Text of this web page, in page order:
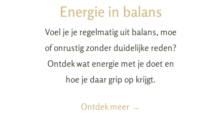
Energie in balans
Voel je je regelmatig uit balans, moe
of onrustig zonder duidelijke reden?
Ontdek wat energie met je doet en
hoe je daar grip op krijgt.
Ontdek meer →